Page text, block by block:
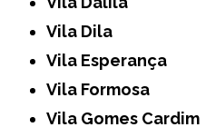
Vila Dila
Vila Esperança
Vila Formosa
Vila Gomes Cardim